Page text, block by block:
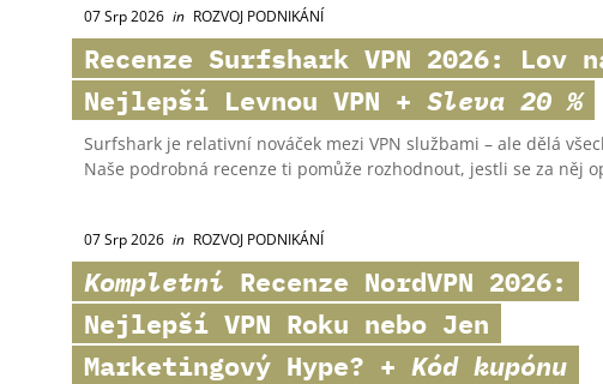
07 Srp 2026 in ROZVOJ PODNIKÁNÍ
Recenze Surfshark VPN 2026: Lov
Nejlepší Levnou VPN + Sleva 20 %
Surfshark je relativní nováček mezi VPN službami – ale dělá
Naše podrobná recenze ti pomůže rozhodnout, jestli se za něj
07 Srp 2026 in ROZVOJ PODNIKÁNÍ
Kompletní Recenze NordVPN 2026:
Nejlepší VPN Roku nebo Jen
Marketingový Hype? + Kód kupónu